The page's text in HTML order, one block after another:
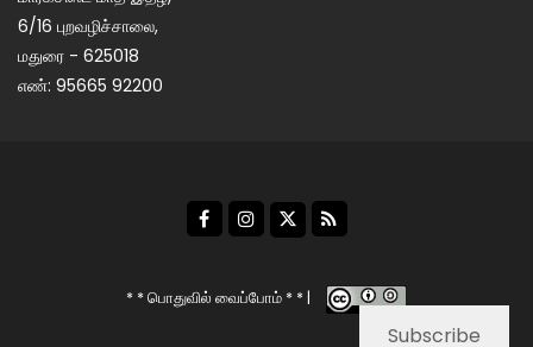
6/16 புறவழிச்சாலை,
மதுரை - 625018
எண்: 95665 92200
* * பொதுவில் வைப்போம் * * |
Subscribe